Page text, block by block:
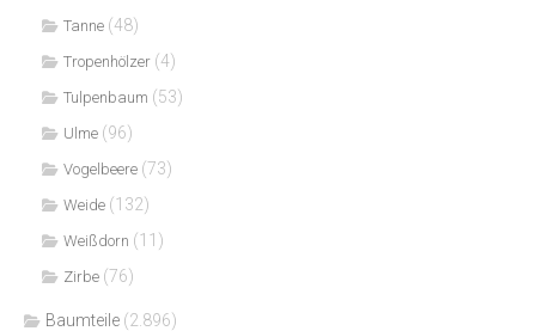
Tanne (48)
Tropenhölzer (4)
Tulpenbaum (53)
Ulme (96)
Vogelbeere (73)
Weide (132)
Weißdorn (11)
Zirbe (76)
Baumteile (2.896)